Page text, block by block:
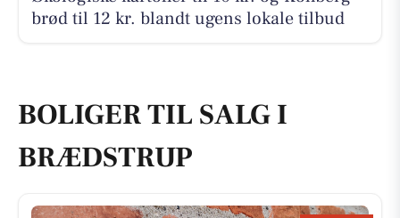
brød til 12 kr. blandt ugens lokale tilbud
BOLIGER TIL SALG I
BRÆDSTRUP